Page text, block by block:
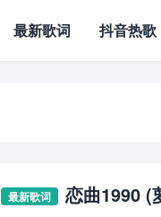
最新歌词 抖音热歌
最新歌词 恋曲1990 (